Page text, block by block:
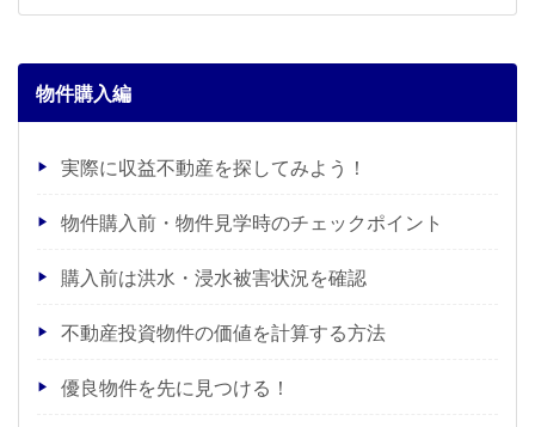
物件購入編
実際に収益不動産を探してみよう！
物件購入前・物件見学時のチェックポイント
購入前は洪水・浸水被害状況を確認
不動産投資物件の価値を計算する方法
優良物件を先に見つける！